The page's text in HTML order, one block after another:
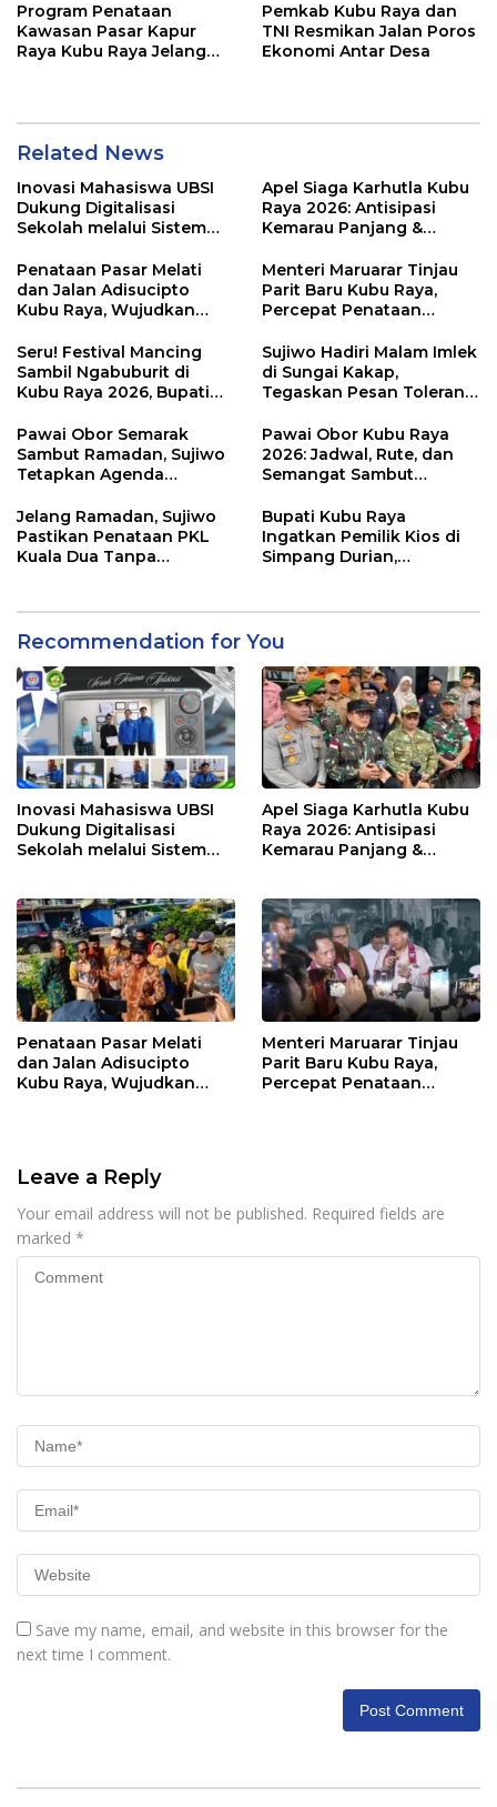
Program Penataan
Kawasan Pasar Kapur
Raya Kubu Raya Jelang
Pemkab Kubu Raya dan
TNI Resmikan Jalan Poros
Ekonomi Antar Desa
Related News
Inovasi Mahasiswa UBSI
Dukung Digitalisasi
Sekolah melalui Sistem
Mumtaz Pontianak
Apel Siaga Karhutla Kubu
Raya 2026: Antisipasi
Kemarau Panjang &
Penataan Pasar Melati
dan Jalan Adisucipto
Kubu Raya, Wujudkan
Wajah Kota Modern
Menteri Maruarar Tinjau
Parit Baru Kubu Raya,
Percepat Penataan
Seru! Festival Mancing
Sambil Ngabuburit di
Kubu Raya 2026, Bupati
Ramaikan Ramadan
Sujiwo Hadiri Malam Imlek
di Sungai Kakap,
Tegaskan Pesan Toleransi
Pawai Obor Semarak
Sambut Ramadan, Sujiwo
Tetapkan Agenda
Pawai Obor Kubu Raya
2026: Jadwal, Rute, dan
Semangat Sambut
Jelang Ramadan, Sujiwo
Pastikan Penataan PKL
Kuala Dua Tanpa
Bupati Kubu Raya
Ingatkan Pemilik Kios di
Simpang Durian,
Recommendation for You
Inovasi Mahasiswa UBSI
Dukung Digitalisasi
Sekolah melalui Sistem
Apel Siaga Karhutla Kubu
Raya 2026: Antisipasi
Kemarau Panjang &
Penataan Pasar Melati
dan Jalan Adisucipto
Kubu Raya, Wujudkan
Menteri Maruarar Tinjau
Parit Baru Kubu Raya,
Percepat Penataan
Leave a Reply
Your email address will not be published. Required fields are
marked *
Save my name, email, and website in this browser for the
next time I comment.